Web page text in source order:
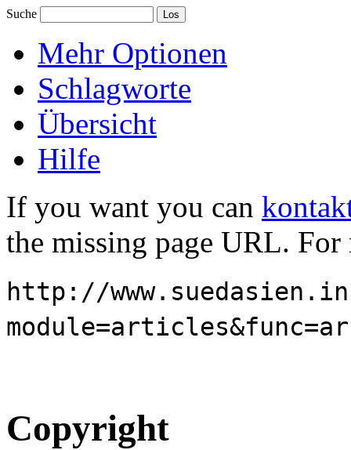
Suche
Mehr Optionen
Schlagworte
Übersicht
Hilfe
If you want you can
the missing page URL.
http://
Copyright